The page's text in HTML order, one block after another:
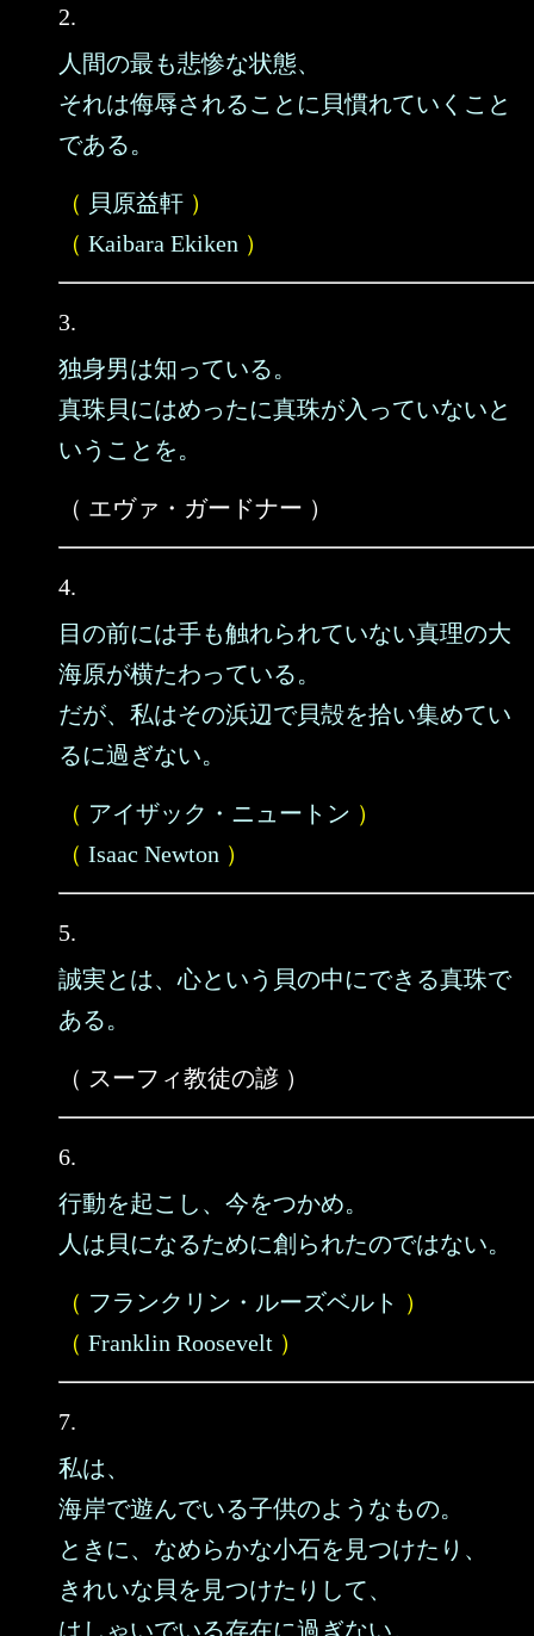
2.
人間の最も悲惨な状態、
それは侮辱されることに貝慣れていくこと
である。
（ 貝原益軒 ）
（ Kaibara Ekiken ）
3.
独身男は知っている。
真珠貝にはめったに真珠が入っていないと
いうことを。
（ エヴァ・ガードナー ）
4.
目の前には手も触れられていない真理の大
海原が横たわっている。
だが、私はその浜辺で貝殻を拾い集めてい
るに過ぎない。
（ アイザック・ニュートン ）
（ Isaac Newton ）
5.
誠実とは、心という貝の中にできる真珠で
ある。
（ スーフィ教徒の諺 ）
6.
行動を起こし、今をつかめ。
人は貝になるために創られたのではない。
（ フランクリン・ルーズベルト ）
（ Franklin Roosevelt ）
7.
私は、
海岸で遊んでいる子供のようなもの。
ときに、なめらかな小石を見つけたり、
きれいな貝を見つけたりして、
はしゃいでいる存在に過ぎない。